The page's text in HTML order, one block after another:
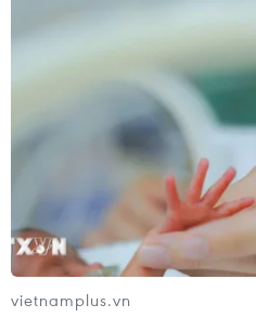
Hơn 40 nhóm Hồi
vụ bắt cóc ở Sydney
Hơn 40 nhóm Hồi giáo ở
bắt cóc hàng chục con tin
càphê Lindt ở trung tâm
vietnamplus.vn